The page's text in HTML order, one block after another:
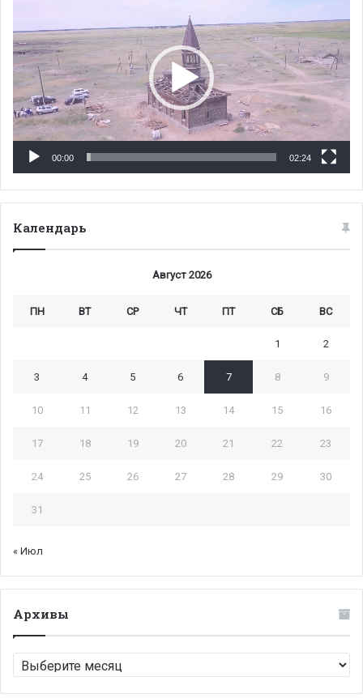
00:00 02:24
Календарь
Август 2026
ПН ВТ СР ЧТ ПТ СБ ВС
1 2
3 4 5 6 7 8 9
10 11 12 13 14 15 16
17 18 19 20 21 22 23
24 25 26 27 28 29 30
31
« Июл
Архивы
Архивы